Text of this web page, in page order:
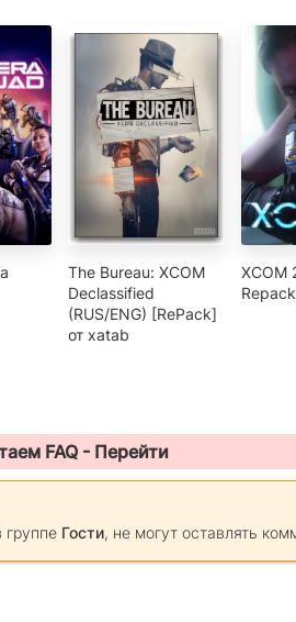
The Bureau: XCOM
Declassified
(RUS/ENG) [RePack]
от xatab
XCOM
FAQ - Перейти
группе Гости, не могут оставлять